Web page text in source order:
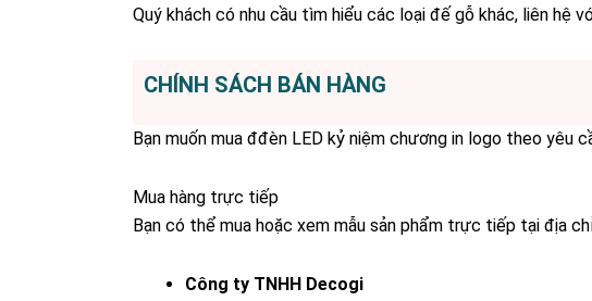
Quý khách có nhu cầu tìm hiểu các loại đế gỗ khác, liên hệ
CHÍNH SÁCH BÁN HÀNG
Bạn muốn mua đđèn LED kỷ niệm chương in logo theo yêu
Mua hàng trực tiếp
Bạn có thể mua hoặc xem mẫu sản phẩm trực tiếp tại địa
Công ty TNHH Decogi